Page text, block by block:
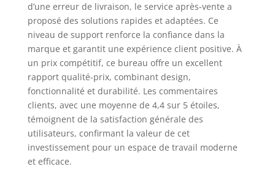
demandes de garantie
concernant
l'installation ou
l'utilisation, n'hésitez
pas à nous contacter.
d’une erreur de livraison, le service après-vente a
proposé des solutions rapides et adaptées. Ce
niveau de support renforce la confiance dans la
marque et garantit une expérience client positive. À
un prix compétitif, ce bureau offre un excellent
rapport qualité-prix, combinant design,
fonctionnalité et durabilité. Les commentaires
clients, avec une moyenne de 4,4 sur 5 étoiles,
témoignent de la satisfaction générale des
utilisateurs, confirmant la valeur de cet
investissement pour un espace de travail moderne
et efficace.